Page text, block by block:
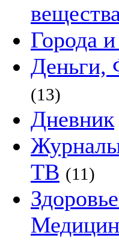
вещества
Города
Деньги,
(13)
Дневник
ТВ (11)